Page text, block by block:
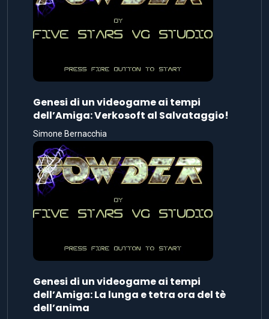
Genesi di un videogame ai tempi
dell’Amiga: Verkosoft al Salvataggio!
Simone Bernacchia
Genesi di un videogame ai tempi
dell’Amiga: La lunga e tetra ora del tè
dell’anima